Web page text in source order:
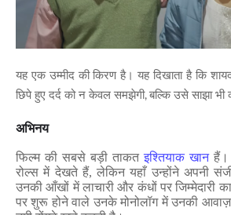
यह एक उम्मीद की किरण है। यह दिखाता है कि
छिपे हुए दर्द को न केवल समझेगी,बल्कि उसे साझा भी
अभिनय
फिल्म की सबसे बड़ी ताकतइश्तियाक खानहैं।
रोल्स में देखते हैं, लेकिन यहाँ उन्होंने अपनी
उनकी आँखों में लाचारी और कंधों पर जिम्मेदारी
पर शुरू होने वाले उनके मोनोलॉग में उनकी